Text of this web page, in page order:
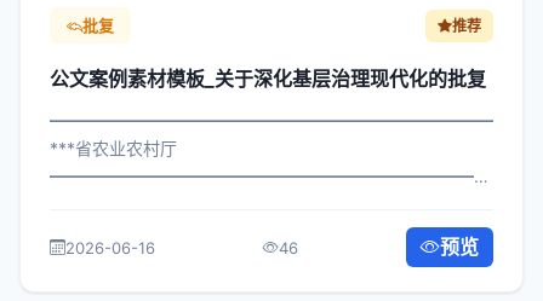
批复 推荐
公文案例素材模板_关于深化基层治理现代化的批复
***省农业农村厅
属机构： 为深入贯彻落实习近平总...
2026-06-16 46 预览